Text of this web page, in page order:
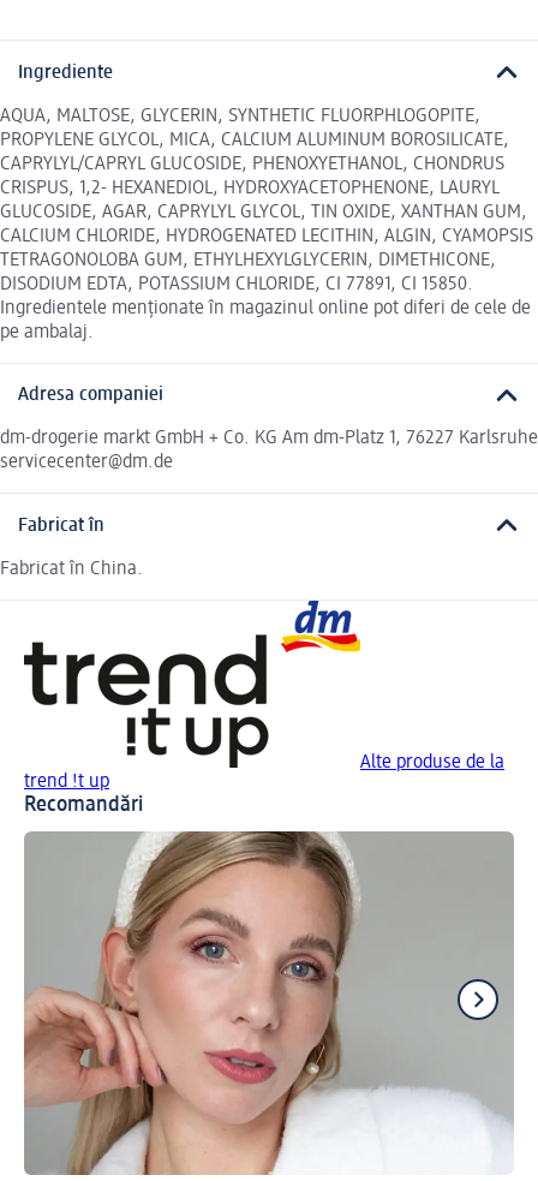
Ingrediente
AQUA, MALTOSE, GLYCERIN, SYNTHETIC FLUORPHLOGOPITE,
PROPYLENE GLYCOL, MICA, CALCIUM ALUMINUM BOROSILICATE,
CAPRYLYL/CAPRYL GLUCOSIDE, PHENOXYETHANOL, CHONDRUS
CRISPUS, 1,2- HEXANEDIOL, HYDROXYACETOPHENONE, LAURYL
GLUCOSIDE, AGAR, CAPRYLYL GLYCOL, TIN OXIDE, XANTHAN GUM,
CALCIUM CHLORIDE, HYDROGENATED LECITHIN, ALGIN, CYAMOPSIS
TETRAGONOLOBA GUM, ETHYLHEXYLGLYCERIN, DIMETHICONE,
DISODIUM EDTA, POTASSIUM CHLORIDE, CI 77891, CI 15850.
Ingredientele menționate în magazinul online pot diferi de cele de
pe ambalaj.
Adresa companiei
dm-drogerie markt GmbH + Co. KG Am dm-Platz 1, 76227 Karlsruhe
servicecenter@dm.de
Fabricat în
Fabricat în China.
Alte produse de la
trend !t up
Recomandări